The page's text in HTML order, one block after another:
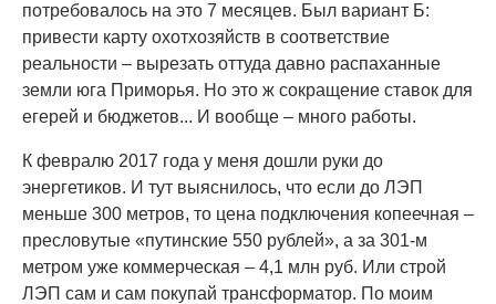
потребовалось на это 7 месяцев. Был вариант Б:
привести карту охотхозяйств в соответствие
реальности – вырезать оттуда давно распаханные
земли юга Приморья. Но это ж сокращение ставок для
егерей и бюджетов... И вообще – много работы.
К февралю 2017 года у меня дошли руки до
энергетиков. И тут выяснилось, что если до ЛЭП
меньше 300 метров, то цена подключения копеечная –
пресловутые «путинские 550 рублей», а за 301-м
метром уже коммерческая – 4,1 млн руб. Или строй
ЛЭП сам и сам покупай трансформатор. По моим